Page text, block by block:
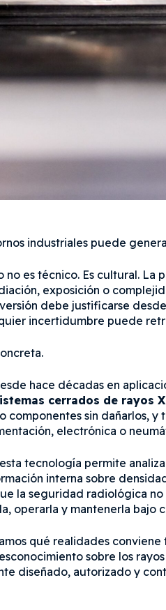
industriales puede
no es técnico. Es cultural. La
exposición o
debe justificarse
incertidumbre puede
hace décadas en
cerrados de rayos X
componentes sin dañarlos, y
electrónica o
tecnología permite
interna sobre
la seguridad radiológica
operarla y mantenerla bajo
qué realidades
sobre los
diseñado, autorizado y